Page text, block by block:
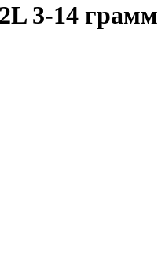
3-14 грамм